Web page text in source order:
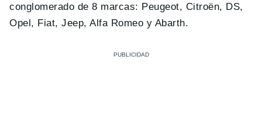
conglomerado de 8 marcas: Peugeot, Citroën, DS,
Opel, Fiat, Jeep, Alfa Romeo y Abarth.